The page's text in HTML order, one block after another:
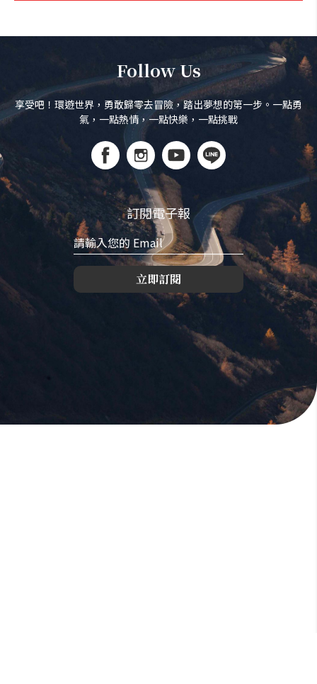
Follow Us
享受吧！環遊世界，勇敢歸零去冒險，踏出夢想的第一步。一點勇
氣，一點熱情，一點快樂，一點挑戰
訂閱電子報
立即訂閱